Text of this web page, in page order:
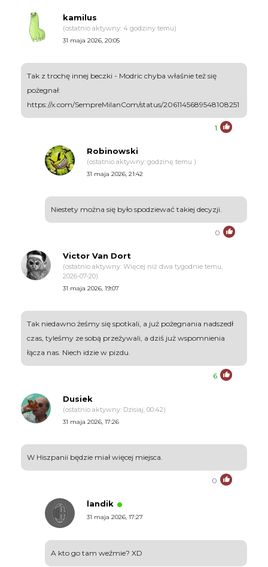
kamilus
(ostatnio aktywny: 4 godziny temu)
31 maja 2026, 20:05
Tak z trochę innej beczki - Modric chyba właśnie też się
pożegnał:
https://x.com/SempreMilanCom/status/2061145689548108251
1
Robinowski
(ostatnio aktywny: godzinę temu )
31 maja 2026, 21:42
Niestety można się było spodziewać takiej decyzji.
0
Victor Van Dort
(ostatnio aktywny: Więcej niż dwa tygodnie temu,
2026-07-20)
31 maja 2026, 19:07
Tak niedawno żeśmy się spotkali, a już pożegnania nadszedł
czas, tyleśmy ze sobą przeżywali, a dziś już wspomnienia
łącza nas. Niech idzie w pizdu.
6
Dusiek
(ostatnio aktywny: Dzisiaj, 00:42)
31 maja 2026, 17:26
W Hiszpanii będzie miał więcej miejsca.
0
landik
31 maja 2026, 17:27
A kto go tam weźmie? XD